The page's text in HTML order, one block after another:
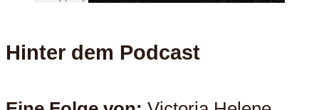
Hinter dem Podcast